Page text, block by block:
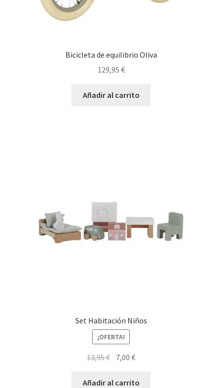
Bicicleta de equilibrio Oliva
129,95 €
Añadir al carrito
Set Habitación Niños
¡OFERTA!
13,95€ El
original
7,00€El
actual
Añadir al carrito